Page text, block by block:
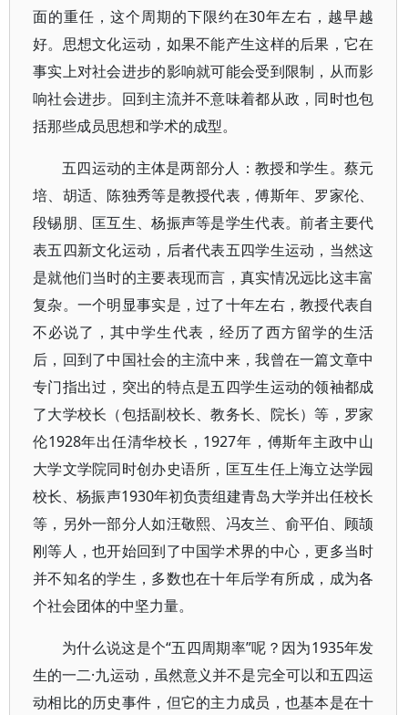
面的重任，这个周期的下限约在30年左右，越早越
好。思想文化运动，如果不能产生这样的后果，它在
事实上对社会进步的影响就可能会受到限制，从而影
响社会进步。回到主流并不意味着都从政，同时也包
括那些成员思想和学术的成型。
五四运动的主体是两部分人：教授和学生。蔡元
培、胡适、陈独秀等是教授代表，傅斯年、罗家伦、
段锡朋、匡互生、杨振声等是学生代表。前者主要代
表五四新文化运动，后者代表五四学生运动，当然这
是就他们当时的主要表现而言，真实情况远比这丰富
复杂。一个明显事实是，过了十年左右，教授代表自
不必说了，其中学生代表，经历了西方留学的生活
后，回到了中国社会的主流中来，我曾在一篇文章中
专门指出过，突出的特点是五四学生运动的领袖都成
了大学校长（包括副校长、教务长、院长）等，罗家
伦1928年出任清华校长，1927年，傅斯年主政中山
大学文学院同时创办史语所，匡互生任上海立达学园
校长、杨振声1930年初负责组建青岛大学并出任校长
等，另外一部分人如汪敬熙、冯友兰、俞平伯、顾颉
刚等人，也开始回到了中国学术界的中心，更多当时
并不知名的学生，多数也在十年后学有所成，成为各
个社会团体的中坚力量。
为什么说这是个“五四周期率”呢？因为1935年发
生的一二·九运动，虽然意义并不是完全可以和五四运
动相比的历史事件，但它的主力成员，也基本是在十